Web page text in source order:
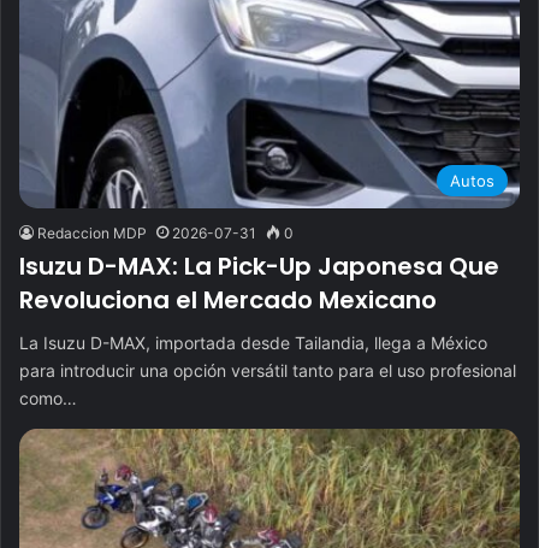
Autos
Redaccion MDP 2026-07-31 0
Isuzu D-MAX: La Pick-Up Japonesa Que
Revoluciona el Mercado Mexicano
La Isuzu D-MAX, importada desde Tailandia, llega a México
para introducir una opción versátil tanto para el uso profesional
como…